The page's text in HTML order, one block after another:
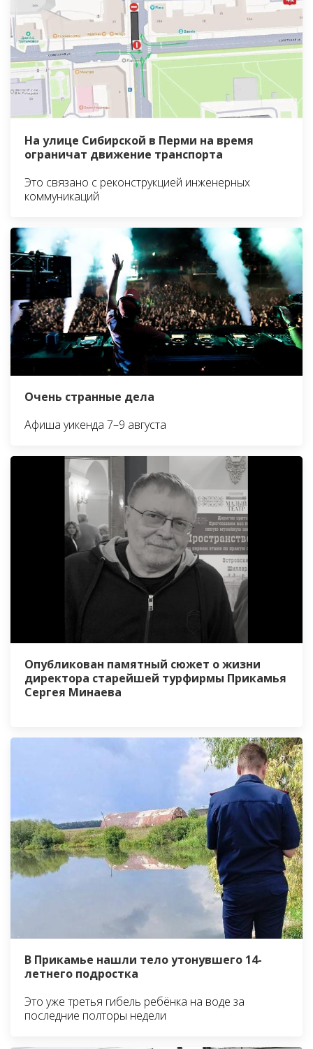
На улице Сибирской в Перми на время
ограничат движение транспорта
Это связано с реконструкцией инженерных
коммуникаций
Очень странные дела
Афиша уикенда 7–9 августа
Опубликован памятный сюжет о жизни
директора старейшей турфирмы Прикамья
Сергея Минаева
В Прикамье нашли тело утонувшего 14-
летнего подростка
Это уже третья гибель ребёнка на воде за
последние полторы недели